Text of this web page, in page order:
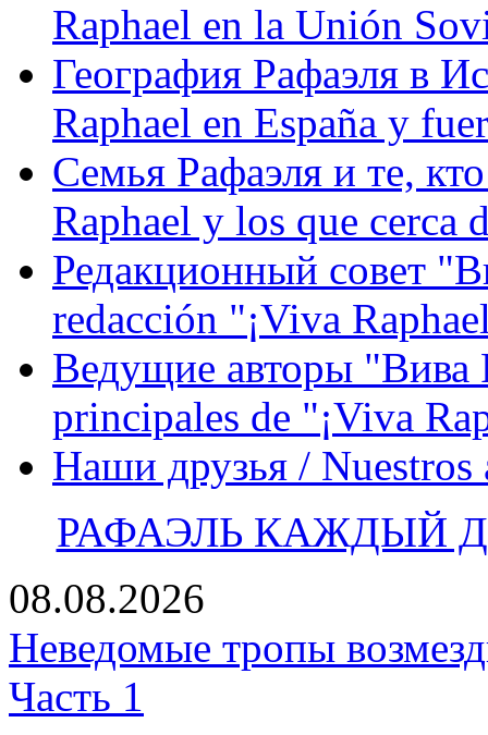
Raphael en la Unión
География Рафаэля в
Raphael en España y
Семья Рафаэля и те,
Raphael y los que cerca
Редакционный совет
redacción "¡Viva
Ведущие авторы "Вива
principales de "¡Viva
Наши друзья / Nuestros
РАФАЭЛЬ КАЖДЫЙ
08.08.2026
Неведомые тропы
Часть 1